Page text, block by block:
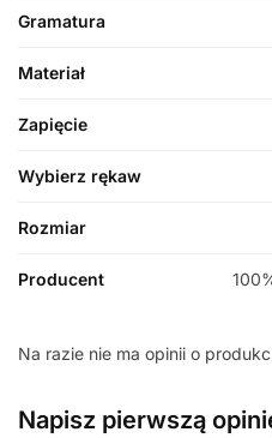
Gramatura
Materiał
Zapięcie
Wybierz rękaw
Rozmiar
Producent
Na razie nie ma opinii o
Napisz pierwszą